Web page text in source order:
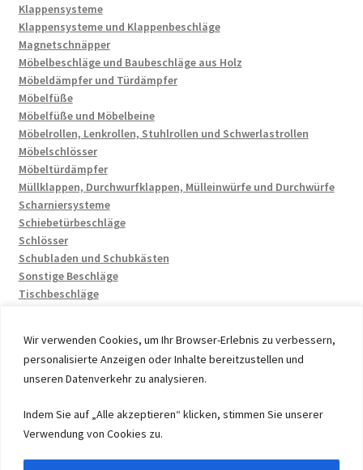
Wir verwenden Cookies, um Ihr Browser-Erlebnis zu verbessern,
personalisierte Anzeigen oder Inhalte bereitzustellen und
unseren Datenverkehr zu analysieren.
Indem Sie auf „Alle akzeptieren“ klicken, stimmen Sie unserer
Verwendung von Cookies zu.
Klappensysteme
Klappensysteme und Klappenbeschläge
Magnetschnäpper
Möbelbeschläge und Baubeschläge aus Holz
Möbeldämpfer und Türdämpfer
Möbelfüße
Möbelfüße und Möbelbeine
Möbelrollen, Lenkrollen, Stuhlrollen und Schwerlastrollen
Möbelschlösser
Möbeltürdämpfer
Müllklappen, Durchwurfklappen, Mülleinwürfe und Durchwürfe
Scharniersysteme
Schiebetürbeschläge
Schlösser
Schubladen und Schubkästen
Sonstige Beschläge
Tischbeschläge
© 2026 by UMAXO Germany, member of the ERUON Group.
High quality Fittings, mechanical Components and